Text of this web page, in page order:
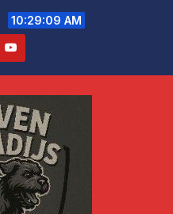
10:29:09 AM